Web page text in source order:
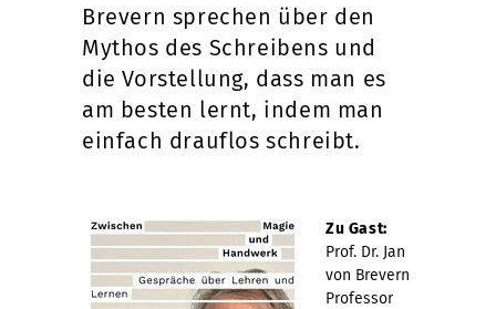
Brevern sprechen über den
Mythos des Schreibens und
die Vorstellung, dass man es
am besten lernt, indem man
einfach drauflos schreibt.
Zu Gast:
Prof. Dr. Jan
von Brevern
Professor